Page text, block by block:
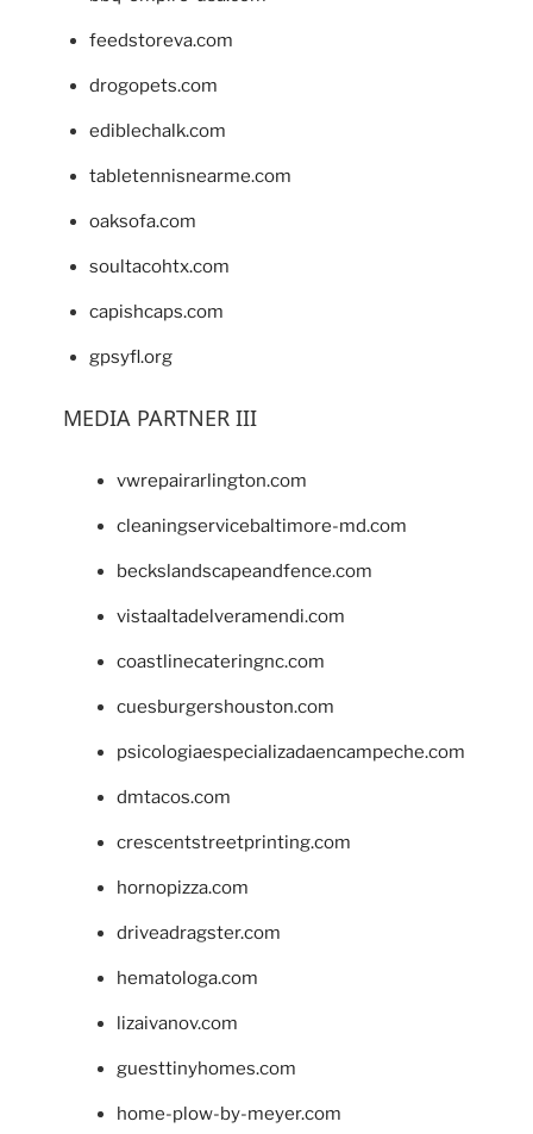
feedstoreva.com
drogopets.com
ediblechalk.com
tabletennisnearme.com
oaksofa.com
soultacohtx.com
capishcaps.com
gpsyfl.org
MEDIA PARTNER III
vwrepairarlington.com
cleaningservicebaltimore-md.com
beckslandscapeandfence.com
vistaaltadelveramendi.com
coastlinecateringnc.com
cuesburgershouston.com
psicologiaespecializadaencampeche.com
dmtacos.com
crescentstreetprinting.com
hornopizza.com
driveadragster.com
hematologa.com
lizaivanov.com
guesttinyhomes.com
home-plow-by-meyer.com